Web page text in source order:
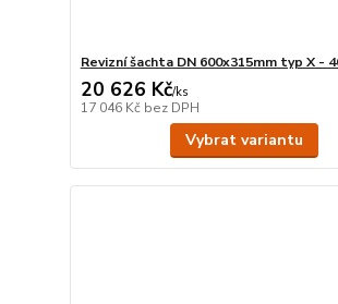
Revizní šachta DN 600x315mm typ X -
20 626 Kč/ks
17 046 Kč bez DPH
Vybrat variantu